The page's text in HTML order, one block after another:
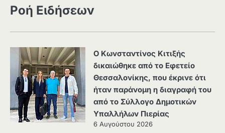
Ροή Ειδήσεων
Ο Κωνσταντίνος Κιτιξής
δικαιώθηκε από το Εφετείο
Θεσσαλονίκης, που έκρινε ότι
ήταν παράνομη η διαγραφή του
από το Σύλλογο Δημοτικών
Υπαλλήλων Πιερίας
6 Αυγούστου 2026